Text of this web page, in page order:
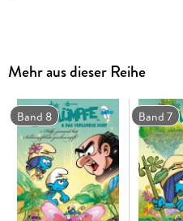
und der Natur wohlbehütet in
Häuschen. Wäre da nur nicht
Zauberer Gargamel, der
immer wieder Jagd auf sie
Und inzwischen haben die
bekommen: Ein Dorf voller
der Serie »Die Schlümpfe
Mehr aus dieser Reihe
Band 8 Band 7